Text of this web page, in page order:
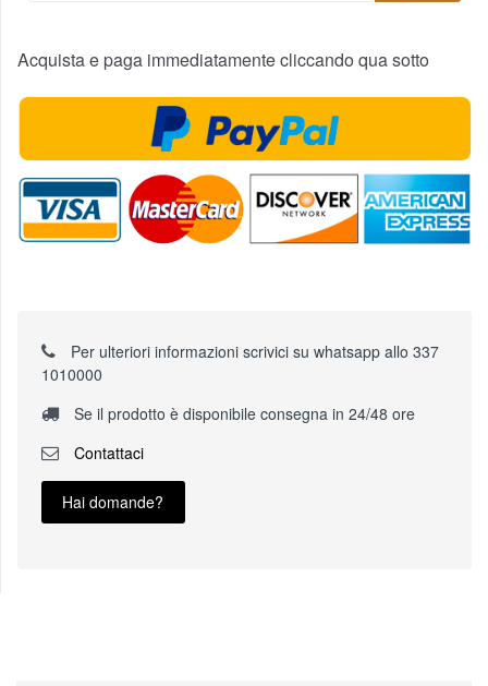
Acquista e paga immediatamente cliccando qua sotto
Per ulteriori informazioni scrivici su whatsapp allo 337
1010000
Se il prodotto è disponibile consegna in 24/48 ore
Contattaci
Hai domande?